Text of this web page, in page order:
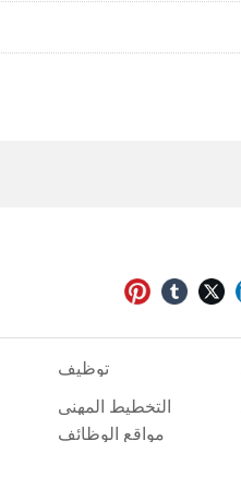
توظيف
التخطيط المهني
مواقع الوظائف